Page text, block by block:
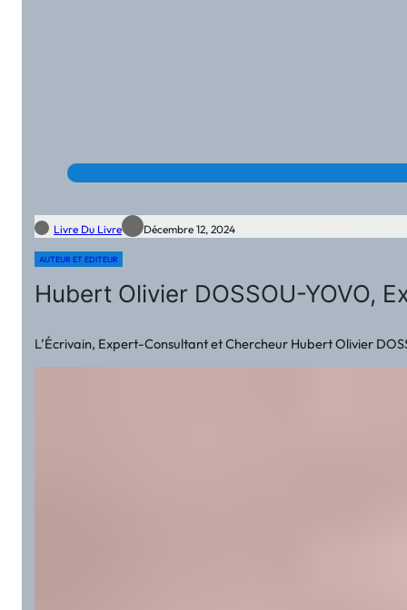
Livre Du Livre Décembre 12, 2024
AUTEUR ET EDITEUR
Hubert Olivier DOSSOU-YOVO,
L’Écrivain, Expert-Consultant et Chercheur Hubert Olivier